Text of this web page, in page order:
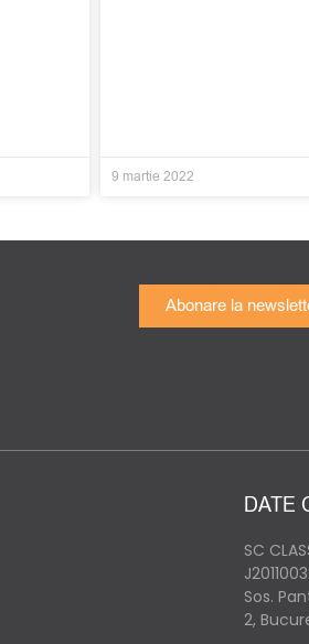
9 martie 2022
Abonare la
DATE
SC
Sos.
2,